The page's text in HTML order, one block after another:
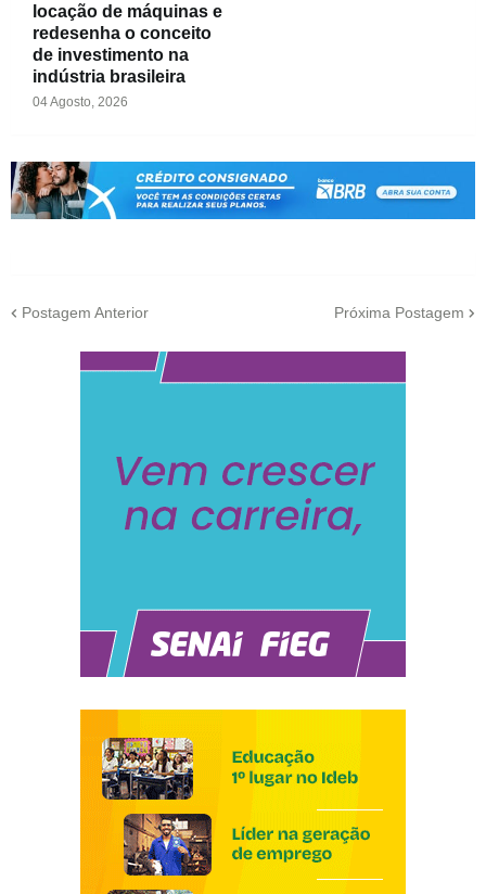
locação de máquinas e
redesenha o conceito
de investimento na
indústria brasileira
04 Agosto, 2026
Postagem Anterior Próxima Postagem